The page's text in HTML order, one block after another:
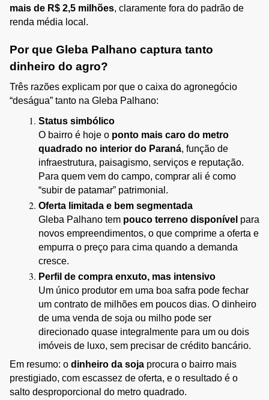
mais de R$ 2,5 milhões, claramente fora do padrão de
renda média local.
Por que Gleba Palhano captura tanto
dinheiro do agro?
Três razões explicam por que o caixa do agronegócio
“deságua” tanto na Gleba Palhano:
Status simbólico
O bairro é hoje o ponto mais caro do metro
quadrado no interior do Paraná, função de
infraestrutura, paisagismo, serviços e reputação.
Para quem vem do campo, comprar ali é como
“subir de patamar” patrimonial.
Oferta limitada e bem segmentada
Gleba Palhano tem pouco terreno disponível para
novos empreendimentos, o que comprime a oferta e
empurra o preço para cima quando a demanda
cresce.
Perfil de compra enxuto, mas intensivo
Um único produtor em uma boa safra pode fechar
um contrato de milhões em poucos dias. O dinheiro
de uma venda de soja ou milho pode ser
direcionado quase integralmente para um ou dois
imóveis de luxo, sem precisar de crédito bancário.
Em resumo: o dinheiro da soja procura o bairro mais
prestigiado, com escassez de oferta, e o resultado é o
salto desproporcional do metro quadrado.